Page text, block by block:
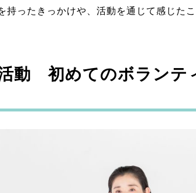
持ったきっかけや、活動を通じて感じた
動 初めてのボランテ